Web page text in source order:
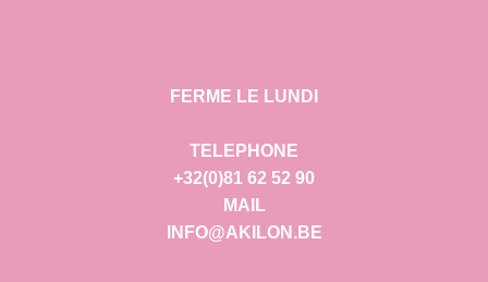
FERME LE LUNDI
TELEPHONE
+32(0)81 62 52 90
MAIL
INFO@AKILON.BE